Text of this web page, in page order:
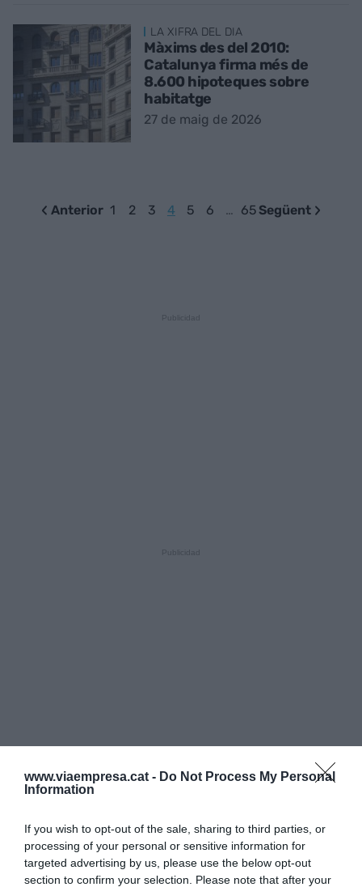
www.viaempresa.cat - Do Not Process My Personal
Information
If you wish to opt-out of the sale, sharing to third parties, or
processing of your personal or sensitive information for
targeted advertising by us, please use the below opt-out
section to confirm your selection. Please note that after your
LA XIFRA DEL DIA
Màxims des del 2010:
Catalunya firma més de
8.600 hipoteques sobre
habitatge
27 de maig de 2026
Anterior 1 2 3 4 5 6 … 65 Següent